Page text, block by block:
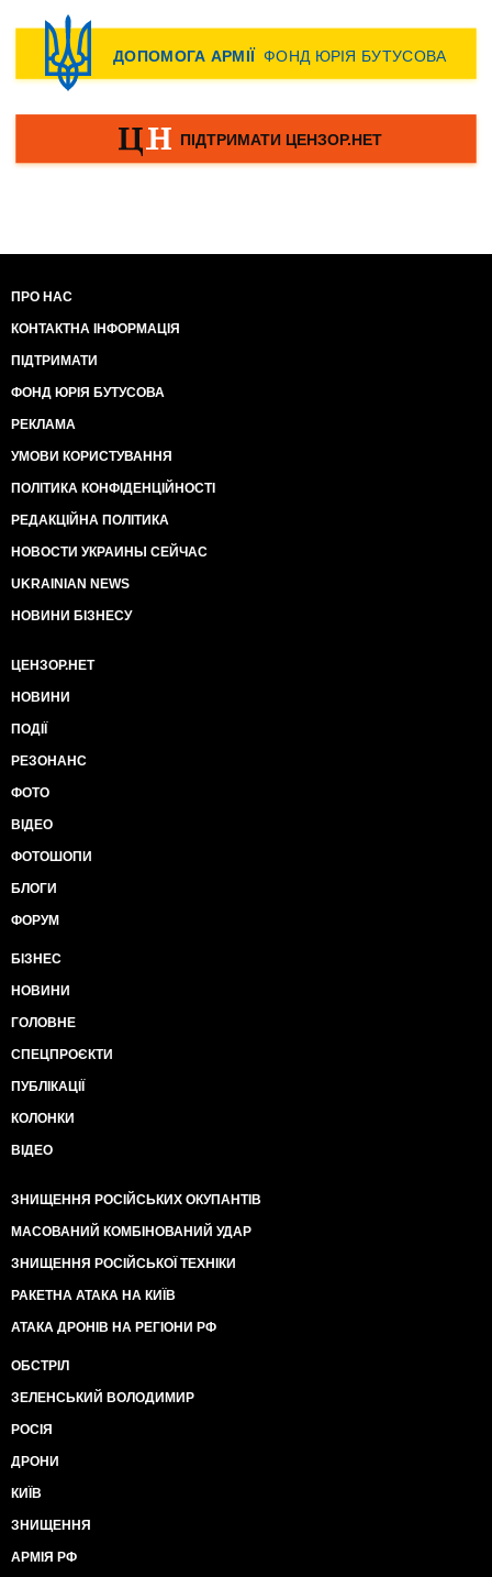
ПРО НАС
КОНТАКТНА ІНФОРМАЦІЯ
ПІДТРИМАТИ
ФОНД ЮРІЯ БУТУСОВА
РЕКЛАМА
УМОВИ КОРИСТУВАННЯ
ПОЛІТИКА КОНФІДЕНЦІЙНОСТІ
РЕДАКЦІЙНА ПОЛІТИКА
НОВОСТИ УКРАИНЫ СЕЙЧАС
UKRAINIAN NEWS
НОВИНИ БІЗНЕСУ
ЦЕНЗОР.НЕТ
НОВИНИ
ПОДІЇ
РЕЗОНАНС
ФОТО
ВІДЕО
ФОТОШОПИ
БЛОГИ
ФОРУМ
БІЗНЕС
НОВИНИ
ГОЛОВНЕ
СПЕЦПРОЄКТИ
ПУБЛІКАЦІЇ
КОЛОНКИ
ВІДЕО
ЗНИЩЕННЯ РОСІЙСЬКИХ ОКУПАНТІВ
МАСОВАНИЙ КОМБІНОВАНИЙ УДАР
ЗНИЩЕННЯ РОСІЙСЬКОЇ ТЕХНІКИ
РАКЕТНА АТАКА НА КИЇВ
АТАКА ДРОНІВ НА РЕГІОНИ РФ
ОБСТРІЛ
ЗЕЛЕНСЬКИЙ ВОЛОДИМИР
РОСІЯ
ДРОНИ
КИЇВ
ЗНИЩЕННЯ
АРМІЯ РФ